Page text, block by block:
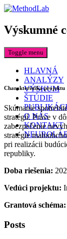
Výskumné
Toggle menu
HLAVNÁ
ANALÝZY
VÝSKUM
ŠTÚDIE
O NÁS
KONTAKT
Charakteristika projektu
Skúmanie
stratégií. Práve v
zabezpečenie
stratégie
pri realizácii
republiky.
Doba riešenia:
Vedúci projektu:
Grantová schéma:
Posts